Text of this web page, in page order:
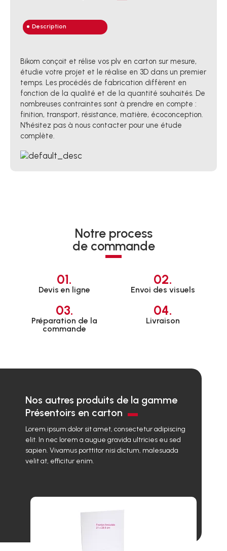
Description
Bikom conçoit et rélise vos plv en carton sur mesure,
étudie votre projet et le réalise en 3D dans un premier
temps. Les procédés de fabrication diffèrent en
fonction de la qualité et de la quantité souhaités. De
nombreuses contraintes sont à prendre en compte :
finition, transport, résistance, matière, écoconception.
N'hésitez pas à nous contacter pour une étude
complète.
Notre process
de commande
01.
Devis en ligne
02.
Envoi des visuels
03.
Préparation de la
commande
04.
Livraison
Nos autres produits de la gamme
Présentoirs en carton
Lorem ipsum dolor sit amet, consectetur adipiscing
elit. In nec lorem a augue gravida ultricies eu sed
sapien. Vivamus porttitor nisi dictum, malesuada
velit at, efficitur enim.